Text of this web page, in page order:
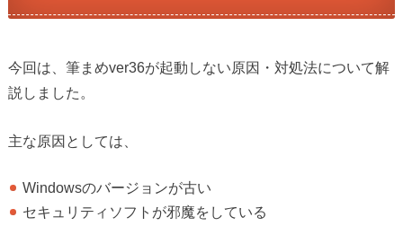
今回は、筆まめver36が起動しない原因・対処法について解
説しました。
主な原因としては、
Windowsのバージョンが古い
セキュリティソフトが邪魔をしている